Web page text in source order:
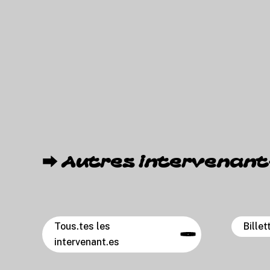
⮕ Autres intervenant
Tous.tes les
intervenant.es